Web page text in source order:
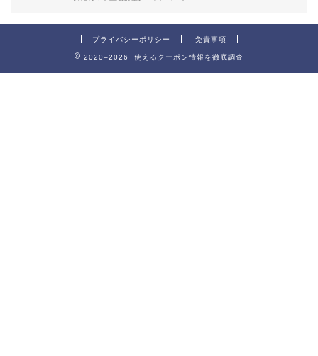
プライバシーポリシー 免責事項
2020–2026 使えるクーポン情報を徹底調査